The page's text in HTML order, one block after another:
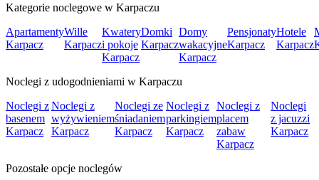
Kategorie noclegowe w Karpaczu
Apartamenty
Karpacz
Wille
Karpacz
Kwatery
i pokoje
Karpacz
Domki
Karpacz
Domy
wakacyjne
Karpacz
Pensjonaty
Karpacz
Hotele
Karpacz
Noclegi z udogodnieniami w Karpaczu
Noclegi z
basenem
Karpacz
Noclegi z
wyżywieniem
Karpacz
Noclegi ze
śniadaniem
Karpacz
Noclegi z
parkingiem
Karpacz
Noclegi z
placem
zabaw
Karpacz
Noclegi
z jacuzzi
Karpacz
Pozostałe opcje noclegów